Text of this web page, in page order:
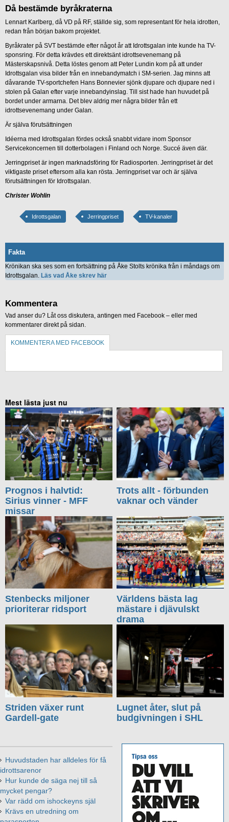
Då bestämde byråkraterna
Lennart Karlberg, då VD på RF, ställde sig, som representant för hela idrotten,
redan från början bakom projektet.
Byråkrater på SVT bestämde efter något år att Idrottsgalan inte kunde ha TV-
sponsring. För detta krävdes ett direktsänt idrottsevenemang på
Mästerskapsnivå. Detta löstes genom att Peter Lundin kom på att under
Idrottsgalan visa bilder från en innebandymatch i SM-serien. Jag minns att
dåvarande TV-sportchefen Hans Bonnevier sjönk djupare och djupare ned i
stolen på Galan efter varje innebandyinslag. Till sist hade han huvudet på
bordet under armarna. Det blev aldrig mer några bilder från ett
idrottsevenemang under Galan.
Är själva förutsättningen
Idéerna med Idrottsgalan fördes också snabbt vidare inom Sponsor
Servicekoncernen till dotterbolagen i Finland och Norge. Succé även där.
Jerringpriset är ingen marknadsföring för Radiosporten. Jerringpriset är det
viktigaste priset eftersom alla kan rösta. Jerringpriset var och är själva
förutsättningen för Idrottsgalan.
Christer Wohlin
Idrottsgalan Jerringpriset TV-kanaler
Fakta
Krönikan ska ses som en fortsättning på Åke Stolts krönika från i måndags om
Idrottsgalan. Läs vad Åke skrev här
Kommentera
Vad anser du? Låt oss diskutera, antingen med Facebook – eller med
kommentarer direkt på sidan.
KOMMENTERA MED FACEBOOK
Mest lästa just nu
Prognos i halvtid:
Sirius vinner - MFF
missar
Trots allt - förbunden
vaknar och vänder
Stenbecks miljoner
prioriterar ridsport
Världens bästa lag
mästare i djävulskt
drama
Striden växer runt
Gardell-gate
Lugnet åter, slut på
budgivningen i SHL
Huvudstaden har alldeles för få
idrottsarenor
Hur kunde de säga nej till så
mycket pengar?
Var rädd om ishockeyns själ
Krävs en utredning om